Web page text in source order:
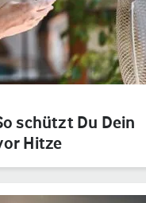
schützt Du Dein
Hitze